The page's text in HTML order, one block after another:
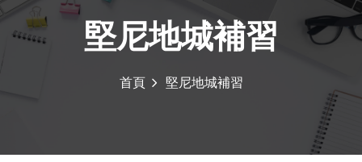
堅尼地城補習
首頁 堅尼地城補習